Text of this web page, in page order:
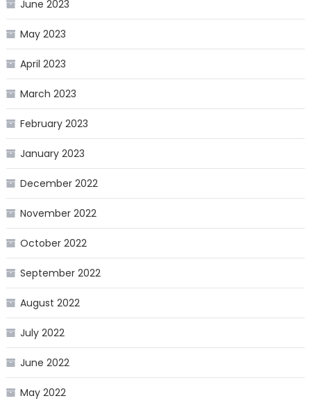
June 2023
May 2023
April 2023
March 2023
February 2023
January 2023
December 2022
November 2022
October 2022
September 2022
August 2022
July 2022
June 2022
May 2022